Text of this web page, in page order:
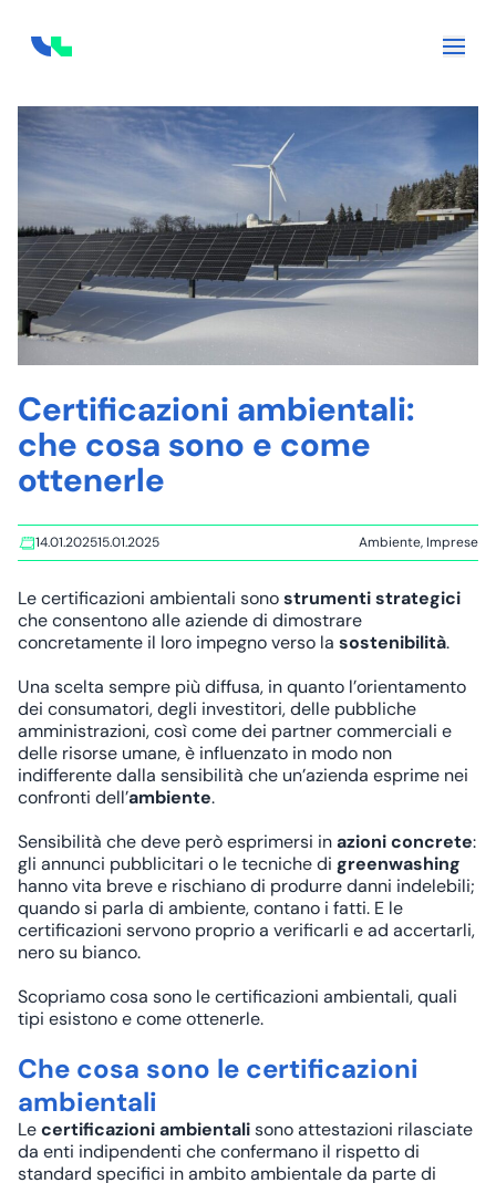
Certificazioni ambientali:
che cosa sono e come
ottenerle
14.01.202515.01.2025 Ambiente, Imprese
Le certificazioni ambientali sonostrumenti strategici
che consentono alle aziende di dimostrare
concretamente il loro impegno verso la sostenibilità.
Una scelta sempre più diffusa, in quanto l’orientamento
dei consumatori, degli investitori, delle pubbliche
amministrazioni, così come dei partner commerciali e
delle risorse umane, è influenzato in modo non
indifferente dalla sensibilità che un’azienda esprime nei
confronti dell’ambiente.
Sensibilità che deve però esprimersi inazioni concrete:
gli annunci pubblicitari o le tecniche di greenwashing
hanno vita breve e rischiano di produrre danni indelebili;
quando si parla di ambiente, contano i fatti. E le
certificazioni servono proprio a verificarli e ad accertarli,
nero su bianco.
Scopriamo cosa sono le certificazioni ambientali, quali
tipi esistono e come ottenerle.
Che cosa sono le certificazioni
ambientali
Lecertificazioni ambientalisono attestazioni rilasciate
da enti indipendenti che confermano il rispetto di
standard specifici in ambito ambientale da parte di